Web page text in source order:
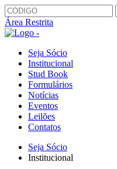
Área Restrita
Seja Sócio
Institucional
Stud Book
Formulários
Notícias
Eventos
Leilões
Contatos
Seja Sócio
Institucional